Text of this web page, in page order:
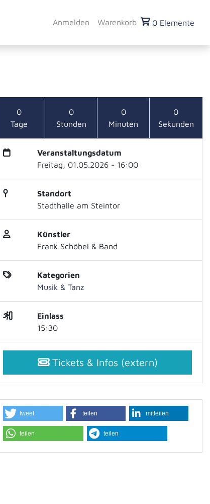
Anmelden Warenkorb 0 Elemente
0
Tage
0
Stunden
0
Minuten
0
Sekunden
Veranstaltungsdatum
Freitag, 01.05.2026 - 16:00
Standort
Stadthalle am Steintor
Künstler
Frank Schöbel & Band
Kategorien
Musik & Tanz
Einlass
15:30
Tickets & Infos (extern)
tweet teilen mitteilen
teilen teilen